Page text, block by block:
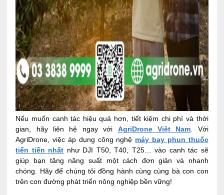
Nếu muốn canh tác hiệu quả hơn, tiết kiệm chi phí và thời
gian, hãy liên hệ ngay với AgriDrone Việt Nam . Với
AgriDrone, việc áp dụng công nghệ máy bay phun thuốc
tiến tiến nhất như DJI T50, T40, T25… vào canh tác sẽ
giúp bạn tăng năng suất một cách đơn giản và nhanh
chóng. Hãy để chúng tôi đồng hành cùng cùng bà con con
trên con đường phát triển nông nghiệp bền vững!